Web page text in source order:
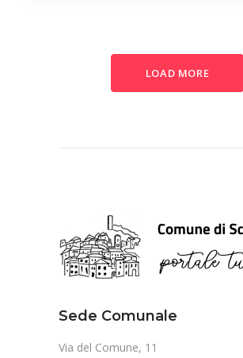
LOAD MORE
Sede Comunale
Via del Comune, 11